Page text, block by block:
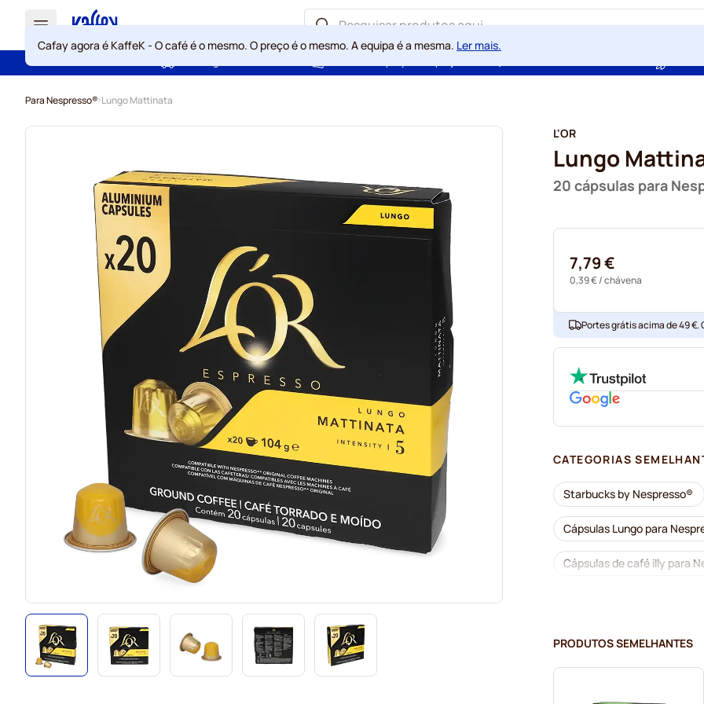
Cafay agora é KaffeK - O café é o mesmo. O preço é o mesmo. A equipa é a mesma. Ler mais.
Para Nespresso® Lungo Mattinata
L'OR
Lungo
20 cápsulas para
7,79 €
0,39 €/ chávena
Portes grátis acima de 49
CATEGORIAS
Starbucks by Nespresso®
Cápsulas Lungo para
Cápsulas de café illy para
Cápsulas de café L'OR para
PRODUTOS SEMELHANTES